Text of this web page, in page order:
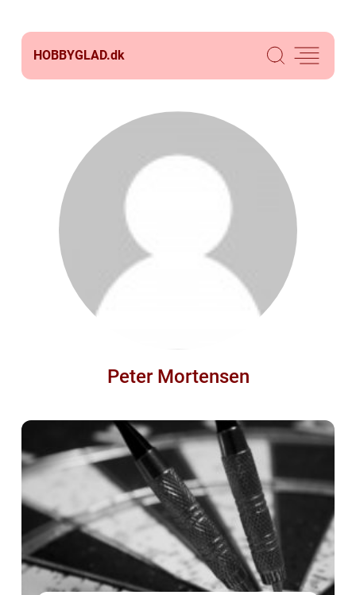
HOBBYGLAD.dk
Peter Mortensen